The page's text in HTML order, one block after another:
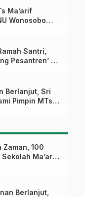
Ma’arif
Wonosobo
Santri,
Pesantren’ di
Berlanjut, Sri
Pimpin MTs
Zaman, 100
Ma’arif
Literasi
Berlanjut,